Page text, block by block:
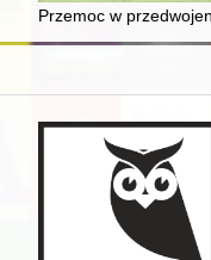
Committee of
Szmaja (1893-1970) i
innym pomagać
Przemoc w